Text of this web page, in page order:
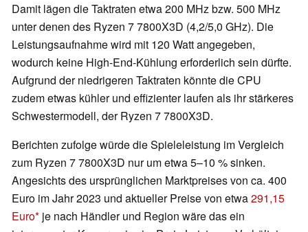
Damit lägen die Taktraten etwa 200 MHz bzw. 500 MHz
unter denen des Ryzen 7 7800X3D (4,2/5,0 GHz). Die
Leistungsaufnahme wird mit 120 Watt angegeben,
wodurch keine High-End-Kühlung erforderlich sein dürfte.
Aufgrund der niedrigeren Taktraten könnte die CPU
zudem etwas kühler und effizienter laufen als ihr stärkeres
Schwestermodell, der Ryzen 7 7800X3D.
Berichten zufolge würde die Spieleleistung im Vergleich
zum Ryzen 7 7800X3D nur um etwa 5–10 % sinken.
Angesichts des ursprünglichen Marktpreises von ca. 400
Euro im Jahr 2023 und aktueller Preise von etwa291,15
Euro je nach Händler und Region wäre das ein